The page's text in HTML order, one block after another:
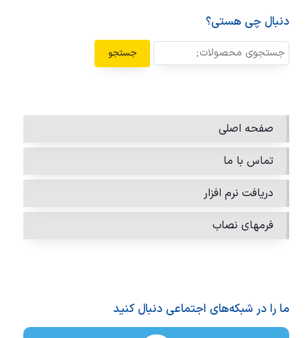
دنبال چی هستی؟
جستجو
صفحه اصلی
تماس با ما
دریافت نرم افزار
فرمهای نصاب
ما را در شبکه‌های اجتماعی دنبال کنید